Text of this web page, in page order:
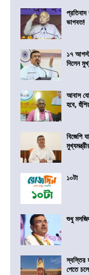
ভাগবত!
১৭ আগস্ট
দিলেন
আবাস
হবে,
বিজেপি
১০টা
শুধু
স্বস্তির
পেতে